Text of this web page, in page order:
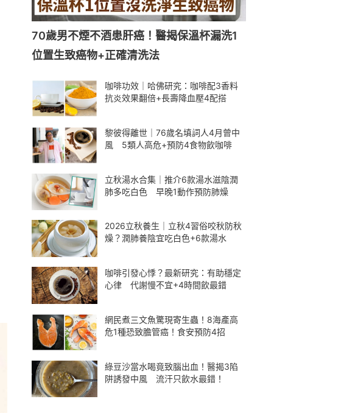
70歲男不煙不酒患肝癌！醫揭保溫杯漏洗1
位置生致癌物+正確清洗法
咖啡功效｜哈佛研究：咖啡配3香料
抗炎效果翻倍+長壽降血壓4配搭
黎彼得離世｜76歲名填詞人4月曾中
風 5類人高危+預防4食物飲咖啡
立秋湯水合集｜推介6款湯水滋陰潤
肺多吃白色 早晚1動作預防肺燥
2026立秋養生｜立秋4習俗咬秋防秋
燥？潤肺養陰宜吃白色+6款湯水
咖啡引發心悸？最新研究：有助穩定
心律 代謝慢不宜+4時間飲最錯
網民煮三文魚驚現寄生蟲！8海產高
危1種恐致膽管癌！食安預防4招
綠豆沙當水喝竟致腦出血！醫揭3陷
阱誘發中風 流汗只飲水最錯！